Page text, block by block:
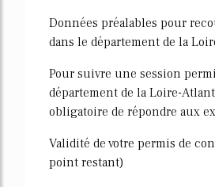
Données préalables pour
dans le département de la
Pour suivre une session
département de la Loire-
obligatoire de répondre aux
Validité de votre permis de
point restant)